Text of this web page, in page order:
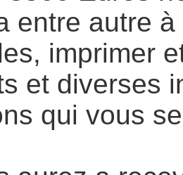
entre autre
imprimer
et diverses
qui vous